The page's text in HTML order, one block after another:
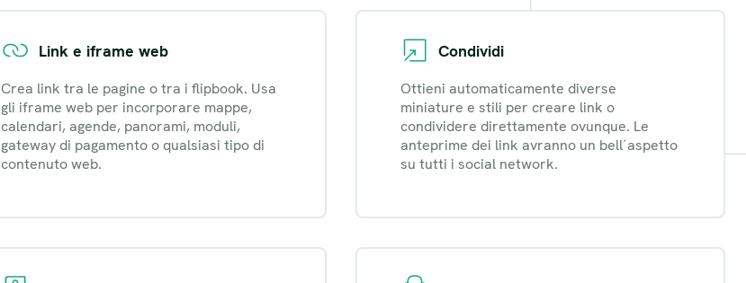
Link e iframe web
Crea link tra le pagine o tra i flipbook. Usa
gli iframe web per incorporare mappe,
calendari, agende, panorami, moduli,
gateway di pagamento o qualsiasi tipo di
contenuto web.
Condividi
Ottieni automaticamente diverse
miniature e stili per creare link o
condividere direttamente ovunque. Le
anteprime dei link avranno un bell´aspetto
su tutti i social network.